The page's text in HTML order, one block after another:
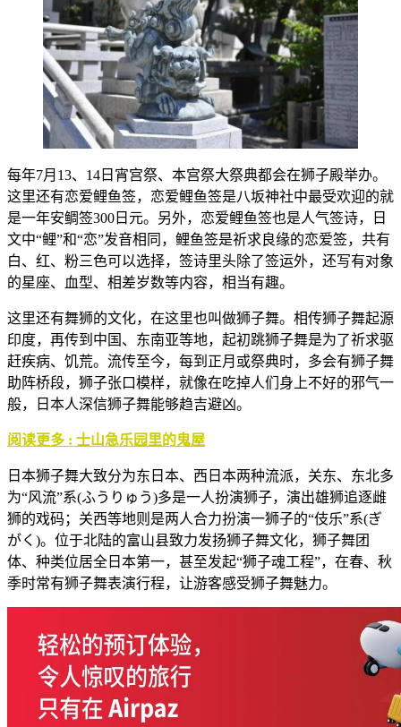
每年7月13、14日宵宫祭、本宫祭大祭典都会在狮子殿举办。
这里还有恋爱鲤鱼签，恋爱鲤鱼签是八坂神社中最受欢迎的就
是一年安鲷签300日元。另外，恋爱鲤鱼签也是人气签诗，日
文中“鲤”和“恋”发音相同，鲤鱼签是祈求良缘的恋爱签，共有
白、红、粉三色可以选择，签诗里头除了签运外，还写有对象
的星座、血型、相差岁数等内容，相当有趣。
这里还有舞狮的文化，在这里也叫做狮子舞。相传狮子舞起源
印度，再传到中国、东南亚等地，起初跳狮子舞是为了祈求驱
赶疾病、饥荒。流传至今，每到正月或祭典时，多会有狮子舞
助阵桥段，狮子张口模样，就像在吃掉人们身上不好的邪气一
般，日本人深信狮子舞能够趋吉避凶。
阅读更多 : 士山急乐园里的鬼屋
日本狮子舞大致分为东日本、西日本两种流派，关东、东北多
为“风流”系(ふうりゅう)多是一人扮演狮子，演出雄狮追逐雌
狮的戏码；关西等地则是两人合力扮演一狮子的“伎乐”系(ぎ
がく)。位于北陆的富山县致力发扬狮子舞文化，狮子舞团
体、种类位居全日本第一，甚至发起“狮子魂工程”，在春、秋
季时常有狮子舞表演行程，让游客感受狮子舞魅力。